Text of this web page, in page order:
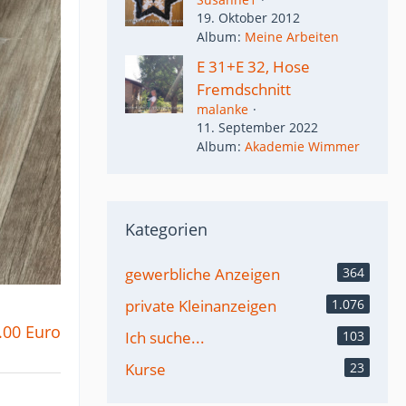
Euro
19. Oktober 2012
Album Meine Arbeiten
E 31+E 32, Hose
Fremdschnitt
malanke
11. September 2022
Album Akademie Wimmer
Kategorien
gewerbliche Anzeigen 364
private Kleinanzeigen 1.076
Ich suche... 103
Kurse 23